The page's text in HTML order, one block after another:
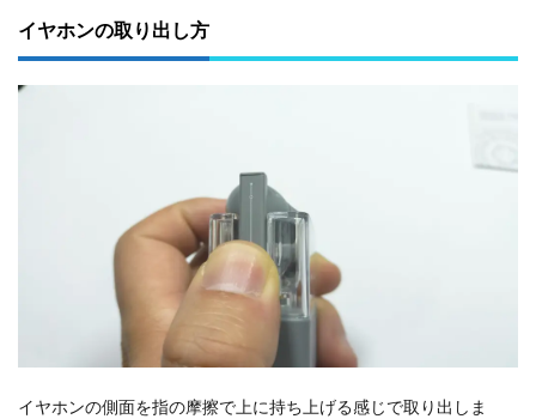
イヤホンの取り出し方
イヤホンの側面を指の摩擦で上に持ち上げる感じで取り出しま